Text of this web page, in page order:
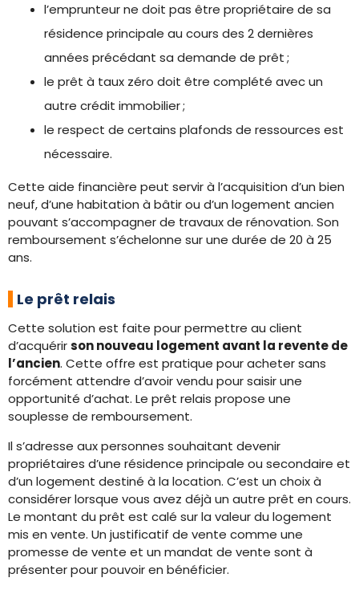
l’emprunteur ne doit pas être propriétaire de sa
résidence principale au cours des 2 dernières
années précédant sa demande de prêt ;
le prêt à taux zéro doit être complété avec un
autre crédit immobilier ;
le respect de certains plafonds de ressources est
nécessaire.
Cette aide financière peut servir à l’acquisition d’un bien
neuf, d’une habitation à bâtir ou d’un logement ancien
pouvant s’accompagner de travaux de rénovation. Son
remboursement s’échelonne sur une durée de 20 à 25
ans.
Le prêt relais
Cette solution est faite pour permettre au client
d’acquérirson nouveau logement avant la revente de
l’ancien. Cette offre est pratique pour acheter sans
forcément attendre d’avoir vendu pour saisir une
opportunité d’achat. Le prêt relais propose une
souplesse de remboursement.
Il s’adresse aux personnes souhaitant devenir
propriétaires d’une résidence principale ou secondaire et
d’un logement destiné à la location. C’est un choix à
considérer lorsque vous avez déjà un autre prêt en cours.
Le montant du prêt est calé sur la valeur du logement
mis en vente. Un justificatif de vente comme une
promesse de vente et un mandat de vente sont à
présenter pour pouvoir en bénéficier.